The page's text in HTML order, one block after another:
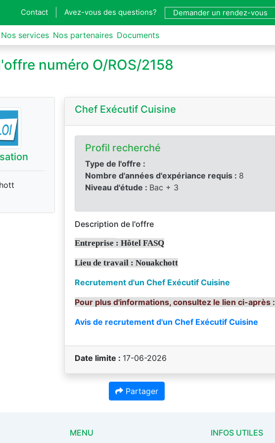
Contact Avez-vous des questions? Demander un rendez-vous
Nos services Nos partenaires Documents
numéro O/ROS/2158
Chef Exécutif Cuisine
Profil recherché
Type de l'offre :
Nombre d'années d'expériance requis : 8
Niveau d'étude : Bac + 3
Description de l'offre
Entreprise : Hôtel FASQ
Lieu de travail : Nouakchott
Recrutement d'un Chef Exécutif Cuisine
Pour plus d'informations, consultez le lien ci-après :
Avis de recrutement d'un Chef Exécutif Cuisine
Date limite : 17-06-2026
Partager
MENU INFOS UTILES